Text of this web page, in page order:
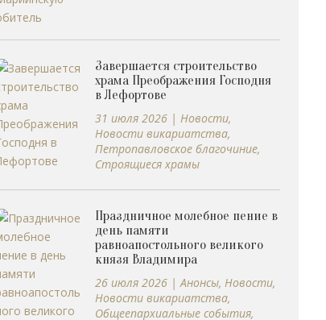
Завершается строительство
храма Преображения Господня
в Лефортове
31 июля 2026 |Новости,
Новости викариатства,
Петропавловское благочиние,
Строящиеся храмы
Праздничное молебное пение в
день памяти
равноапостольного великого
князя Владимира
26 июля 2026 |Анонсы,Новости,
Новости викариатства,
Общеепархиальные события,